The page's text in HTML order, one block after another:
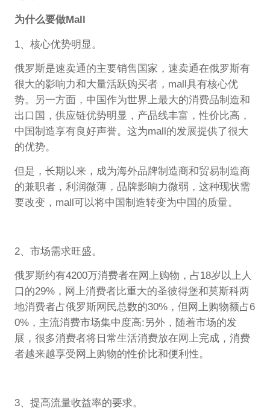
为什么要做Mall
1、核心优势明显。
俄罗斯是速卖通的主要销售国家，速卖通在俄罗斯有
很大的影响力和大量活跃购买者，mall具有核心优
势。另一方面，中国作为世界上最大的消费品制造和
出口国，供应链优势明显，产品线丰富，性价比高，
中国制造享有良好声誉。这为mall的发展提供了很大
的优势。
但是，长期以来，成为海外品牌制造商和贸易制造商
的兼职者，利润微薄，品牌影响力微弱，这种现状需
要改变，mall可以将中国制造转变为中国的质量。
2、市场需求旺盛。
俄罗斯约有4200万消费者在网上购物，占18岁以上人
口的29%，网上消费者比重大的圣彼得堡和莫斯科两
地消费者占俄罗斯网民总数的30%，但网上购物额占6
0%，主流消费市场集中度高:另外，随着市场的发
展，很多消费者将日常生活消费放在网上完成，消费
者越来越享受网上购物的性价比和便利性。
3、提高流量收益率的要求。